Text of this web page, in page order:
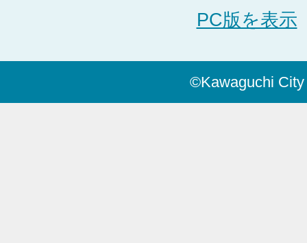
PC版を表示
©Kawaguchi City